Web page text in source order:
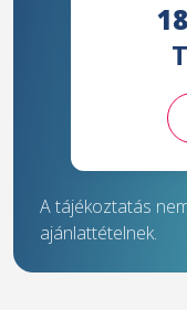
A tájékoztatás
ajánlattételnek.